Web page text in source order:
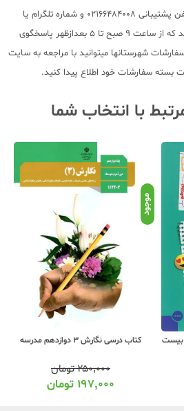
پیگیری سفارشات تهران شماره تلفن پشتیبانی 02166484008 و شماره تلگرام یا
واتس اپ 09203472622 می باشد که از ساعت 9 صبح تا 5 بعدازظهر پاسخگوی
شهرستانها میتوانید با مراجعه به سایت
بسته سفارشات خود اطلاع پیدا کنید.
با انتخاب شما
دوازدهم بیست
موجود
کتاب درسی نگارش 3 دوازدهم مدرسه
۲۵۰,۰۰۰تومان
۱۹۷,۰۰۰ تومان